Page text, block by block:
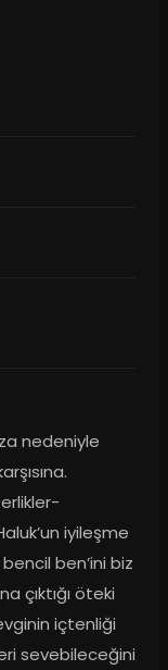
nedeniyle
iyileşme
bencil ben’ini biz
çıktığı öteki
içtenliği
sevebileceğini